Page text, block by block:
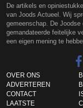
De artikels en
van Joods Actueel. Wij
gemeenschap. De
gemandateerde feitelijke
een eigen mening te
OVER ONS
ADVERTEREN
CONTACT
LAATSTE